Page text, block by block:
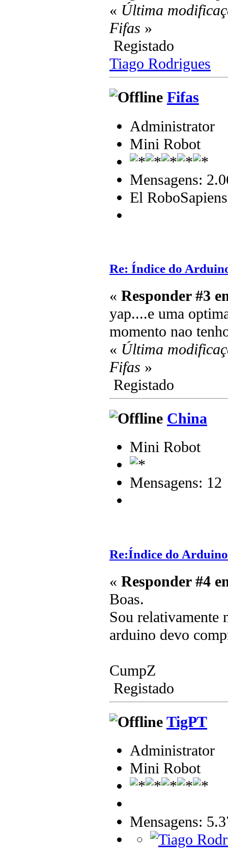
« Última
Fifas »
Registado
Tiago Rodrigues
Fifas
Administrator
Mini Robot
Mensagens:
El RoboSapiens
Re: Índice do
« Responder #3
yap....e uma
momento nao
« Última
Fifas »
Registado
China
Mini Robot
Mensagens: 12
Re:Índice do Arduino
« Responder #4
Boas.
Sou relativamente
arduino devo
CumpZ
Registado
TigPT
Administrator
Mini Robot
Mensagens: